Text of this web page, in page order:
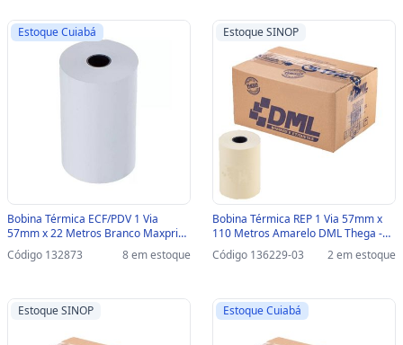
Estoque Cuiabá
Bobina Térmica ECF/PDV 1 Via
57mm x 22 Metros Branco Maxprint
Caixa com 30 Unidades - 45000110 -
45000110
Código 132873 8 em estoque
Estoque SINOP
Bobina Térmica REP 1 Via 57mm x
110 Metros Amarelo DML Thega -
Caixa com 8 Unidades - 12A1L00A-
SINOP-03 - 12A1L00A
Código 136229-03 2 em estoque
Estoque SINOP Estoque Cuiabá